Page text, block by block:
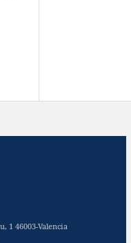
1 46003-Valencia